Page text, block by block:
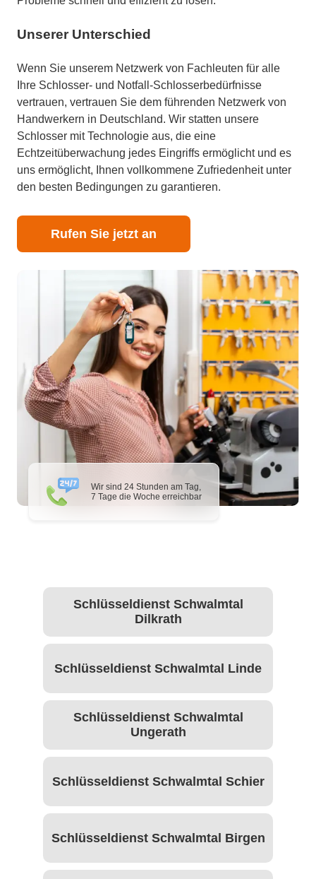
Wir sind 24 Stunden am Tag,
7 Tage die Woche erreichbar
Unserer Unterschied
Wenn Sie unserem Netzwerk von Fachleuten für alle
Ihre Schlosser- und Notfall-Schlosserbedürfnisse
vertrauen, vertrauen Sie dem führenden Netzwerk von
Handwerkern in Deutschland. Wir statten unsere
Schlosser mit Technologie aus, die eine
Echtzeitüberwachung jedes Eingriffs ermöglicht und es
uns ermöglicht, Ihnen vollkommene Zufriedenheit unter
den besten Bedingungen zu garantieren.
Rufen Sie jetzt an
Schlüsseldienst Schwalmtal
Dilkrath
Schlüsseldienst Schwalmtal Linde
Schlüsseldienst Schwalmtal
Ungerath
Schlüsseldienst Schwalmtal Schier
Schlüsseldienst Schwalmtal Birgen